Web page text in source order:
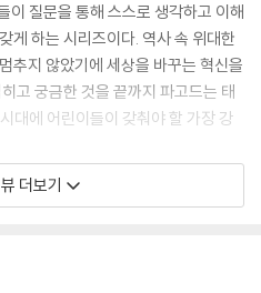
것과, 안에 담긴 전기를 다 쓰면 버
기를 많이 담으려면 배터리가 크고
에 의해 전기를 저장하고 내보내도록
면 이 반응을 일으키는 물질이 많이
방아와 같은 원리야. 수력발전소를 만
높아지겠지. 밖에서는 안 보이지만
이 질문을 통해 스스로 생각하고 이해
게 하는 시리즈이다. 역사 속 위대한
추지 않았기에 세상을 바꾸는 혁신을
고 궁금한 것을 끝까지 파고드는 태
대에 어린이들이 갖춰야 할 가장 강
이들이 전기에 대해 궁금해할 만한 질
, 방 안에 불을 밝히고, 음악을 듣
더보기